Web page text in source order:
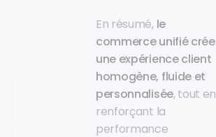
En résumé, le
commerce unifié crée
une expérience client
homogène, fluide et
personnalisée, tout en
renforçant la
performance